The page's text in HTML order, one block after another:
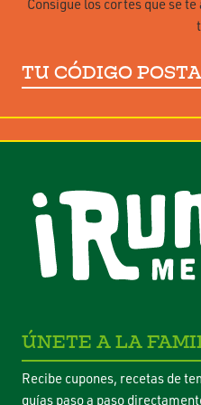
Consigue los cortes que se
Tu
código
ÚNETE A LA
Recibe cupones, recetas de
guías paso a paso